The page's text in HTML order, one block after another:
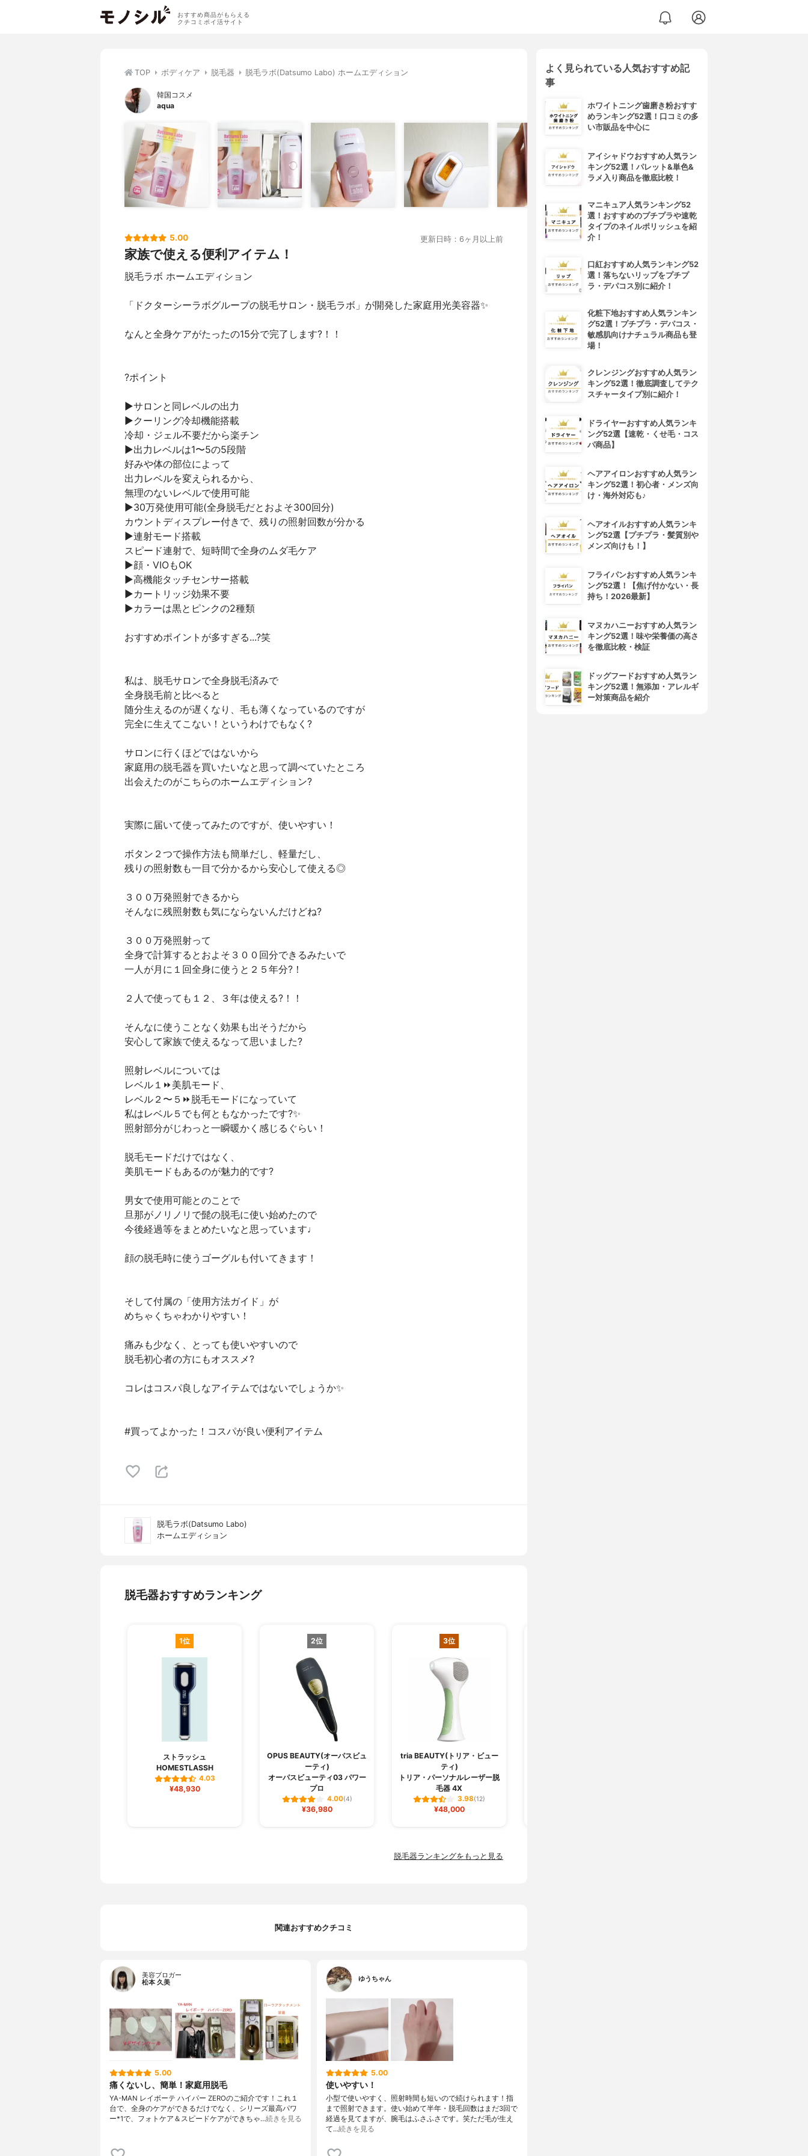
おすすめ商品がもらえる
クチコミポイ活サイト
TOP ボディケア 脱毛器 脱毛ラボ(Datsumo Labo) ホームエディション
韓国コスメ
aqua
5.00 更新日時：6ヶ月以上前
家族で使える便利アイテム！
脱毛ラボ ホームエディション
「ドクターシーラボグループの脱毛サロン・脱毛ラボ」が開発した家庭用光美容器✨
なんと全身ケアがたったの15分で完了します?！！
?ポイント
▶サロンと同レベルの出力
▶クーリング冷却機能搭載
冷却・ジェル不要だから楽チン
▶出力レベルは1〜5の5段階
好みや体の部位によって
出力レベルを変えられるから、
無理のないレベルで使用可能
▶30万発使用可能(全身脱毛だとおよそ300回分)
カウントディスプレー付きで、残りの照射回数が分かる
▶連射モード搭載
スピード連射で、短時間で全身のムダ毛ケア
▶︎顔・VIOもOK
▶︎高機能タッチセンサー搭載
▶︎カートリッジ効果不要
▶︎カラーは黒とピンクの2種類
おすすめポイントが多すぎる...?笑
私は、脱毛サロンで全身脱毛済みで
全身脱毛前と比べると
随分生えるのが遅くなり、毛も薄くなっているのですが
完全に生えてこない！というわけでもなく?
サロンに行くほどではないから
家庭用の脱毛器を買いたいなと思って調べていたところ
出会えたのがこちらのホームエディション?
実際に届いて使ってみたのですが、使いやすい！
ボタン２つで操作方法も簡単だし、軽量だし、
残りの照射数も一目で分かるから安心して使える◎
３００万発照射できるから
そんなに残照射数も気にならないんだけどね?
３００万発照射って
全身で計算するとおよそ３００回分できるみたいで
一人が月に１回全身に使うと２５年分?！
２人で使っても１２、３年は使える?！！
そんなに使うことなく効果も出そうだから
安心して家族で使えるなって思いました?
照射レベルについては
レベル１⏩美肌モード、
レベル２〜５⏩脱毛モードになっていて
私はレベル５でも何ともなかったです?✨
照射部分がじわっと一瞬暖かく感じるぐらい！
脱毛モードだけではなく、
美肌モードもあるのが魅力的です?
男女で使用可能とのことで
旦那がノリノリで髭の脱毛に使い始めたので
今後経過等をまとめたいなと思っています♩
顔の脱毛時に使うゴーグルも付いてきます！
そして付属の「使用方法ガイド」が
めちゃくちゃわかりやすい！
痛みも少なく、とっても使いやすいので
脱毛初心者の方にもオススメ?
コレはコスパ良しなアイテムではないでしょうか✨
#買ってよかった！コスパが良い便利アイテム
脱毛ラボ(Datsumo Labo)
ホームエディション
脱毛器おすすめランキング
1位
ストラッシュ
HOMESTLASSH
4.03
¥48,930
2位
OPUS BEAUTY(オーパスビュ
ーティ)
オーパスビューティ03 パワー
プロ
4.00(4)
¥36,980
3位
tria BEAUTY(トリア・ビュー
ティ)
トリア・パーソナルレーザー脱
毛器 4X
3.98(12)
¥48,000
脱毛器ランキングをもっと見る
関連おすすめクチコミ
美容ブロガー
松本 久美
5.00
痛くないし、簡単！家庭用脱毛
YA-MAN レイボーテ ハイパー ZEROのご紹介です！これ１
台で、全身のケアができるだけでなく、シリーズ最高パワ
ー*1で、フォトケア＆スピードケアができちゃ…続きを見る
ゆうちゃん
5.00
使いやすい！
小型で使いやすく、照射時間も短いので続けられます！指
まで照射できます。使い始めて半年・脱毛回数はまだ3回で
経過を見てますが、腕毛はふさふさです。笑ただ毛が生え
て…続きを見る
よく見られている人気おすすめ記
事
ホワイトニング歯磨き粉おすす
めランキング52選！口コミの多
い市販品を中心に
アイシャドウおすすめ人気ラン
キング52選！パレット&単色&
ラメ入り商品を徹底比較！
マニキュア人気ランキング52
選！おすすめのプチプラや速乾
タイプのネイルポリッシュを紹
介！
口紅おすすめ人気ランキング52
選！落ちないリップをプチプ
ラ・デパコス別に紹介！
化粧下地おすすめ人気ランキン
グ52選！プチプラ・デパコス・
敏感肌向けナチュラル商品も登
場！
クレンジングおすすめ人気ラン
キング52選！徹底調査してテク
スチャータイプ別に紹介！
ドライヤーおすすめ人気ランキ
ング52選【速乾・くせ毛・コス
パ商品】
ヘアアイロンおすすめ人気ラン
キング52選！初心者・メンズ向
け・海外対応も♪
ヘアオイルおすすめ人気ランキ
ング52選【プチプラ・髪質別や
メンズ向けも！】
フライパンおすすめ人気ランキ
ング52選！【焦げ付かない・長
持ち！2026最新】
マヌカハニーおすすめ人気ラン
キング52選！味や栄養価の高さ
を徹底比較・検証
ドッグフードおすすめ人気ラン
キング52選！無添加・アレルギ
ー対策商品を紹介